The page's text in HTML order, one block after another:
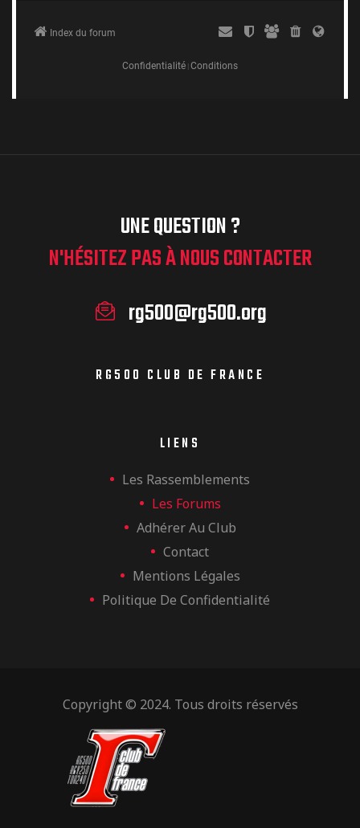
UNE QUESTION ?
N'HÉSITEZ PAS À NOUS CONTACTER
rg500@rg500.org
RG500 CLUB DE FRANCE
LIENS
Les Rassemblements
Les Forums
Adhérer Au Club
Contact
Mentions Légales
Politique De Confidentialité
Copyright © 2024. Tous droits réservés